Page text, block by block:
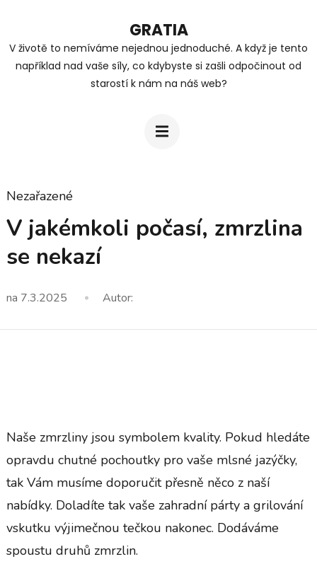
obsah
GRATIA
V životě to nemíváme nejednou jednoduché. A když je tento
například nad vaše síly, co kdybyste si zašli odpočinout od
starostí k nám na náš web?
Nezařazené
V jakémkoli počasí, zmrzlina
se nekazí
na 7.3.2025 Autor:
Naše zmrzliny jsou symbolem kvality. Pokud hledáte
opravdu chutné pochoutky pro vaše mlsné jazýčky,
tak Vám musíme doporučit přesně něco z naší
nabídky. Doladíte tak vaše zahradní párty a grilování
vskutku výjimečnou tečkou nakonec. Dodáváme
spoustu druhů zmrzlin.